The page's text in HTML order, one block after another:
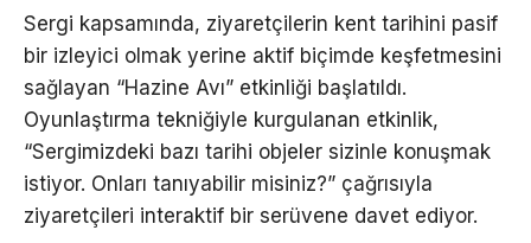
Sergi kapsamında, ziyaretçilerin kent tarihini pasif
bir izleyici olmak yerine aktif biçimde keşfetmesini
sağlayan “Hazine Avı” etkinliği başlatıldı.
Oyunlaştırma tekniğiyle kurgulanan etkinlik,
“Sergimizdeki bazı tarihi objeler sizinle konuşmak
istiyor. Onları tanıyabilir misiniz?” çağrısıyla
ziyaretçileri interaktif bir serüvene davet ediyor.